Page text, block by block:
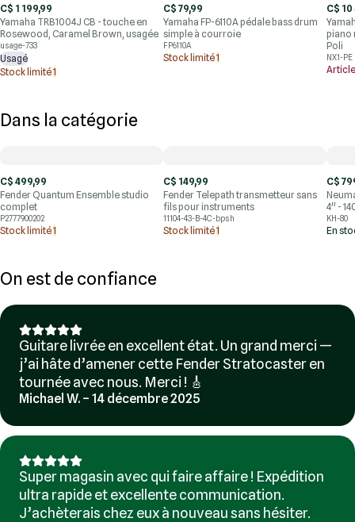
C$ 1 199,99
Yamaha TRB1004J CB - touche en
Rosewood, Caramel Brown, usagée
usage-733
Usagé
Stock limité1
C$ 79,99
Yamaha FP-6110A pédale bass drum
simple à courroie
FP6110A
Stock limité1
C$
piano
Poli
NX1-PE
Dans la catégorie
C$ 499,99
Fender Quantum Ensemble studio
complet
P2777900202
Stock limité1
C$ 149,99
Fender Telepath transmetteur sans
fils pour instruments
11104-43-B-4C-bpsh
Stock limité1
C$
4'' -
KH-80
En
On est de confiance
Guitare livrée en excellent état. Un grand merci —
j’ai hâte d’amener cette Fender Stratocaster en
tournée avec nous. Merci ! 🎸
Michael W. – 14 décembre 2025
Super magasin avec qui faire affaire ! Expédition
ultra rapide et excellente communication.
J’achèterais chez eux à nouveau sans hésiter.